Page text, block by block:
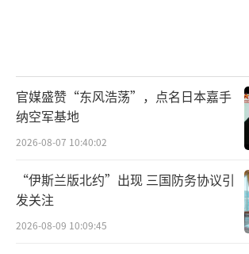
后，能够在一次访问中取得如此
展，确实具有节点意义。这或许
系进入了一个以务实合作、竞争
防为主要特征的新阶段。在这
维护各自核心利益的同时，找
大共同利益的有效路径。特朗
回避过去的分歧，但他选择
官媒盛赞“东风浩荡”，点名日本嘉手
纳空军基地
2026-08-07 10:40:02
“伊斯兰版北约”出现 三国防务协议引
发关注
2026-08-09 10:09:45